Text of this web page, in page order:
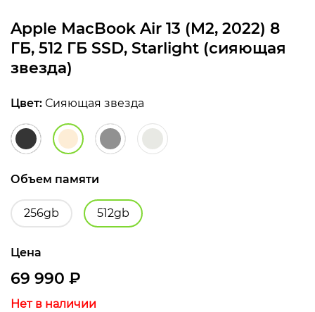
Apple MacBook Air 13 (M2, 2022) 8
ГБ, 512 ГБ SSD, Starlight (сияющая
звезда)
Цвет: Сияющая звезда
Объем памяти
256gb 512gb
Цена
69 990 ₽
Нет в наличии